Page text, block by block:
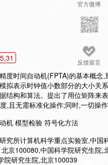
官方微博
反馈留言
度时间自动机(FPTA)的基本概
拟表示时钟值小数部分的大小关
结构和算法。提出了用位矩阵来
,且无需标准化操作;同时,一切操
机 模型检验 符号化方法
究所计算机科学重点实验室,中
京100080,中国科学院研究生院
院研究生院,北京100039